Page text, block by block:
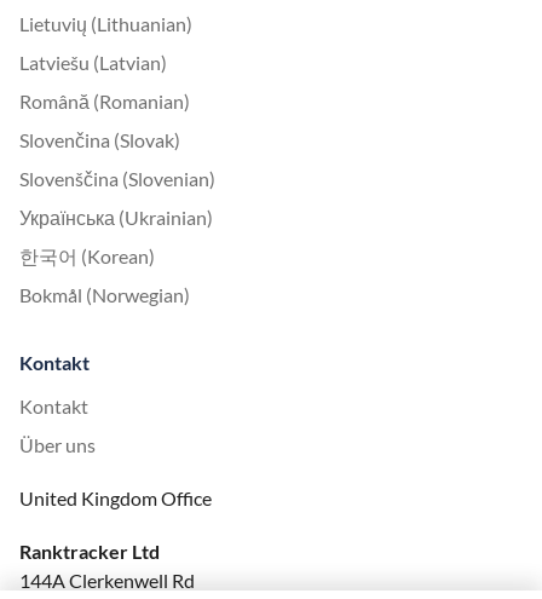
Lietuvių (Lithuanian)
Latviešu (Latvian)
Română (Romanian)
Slovenčina (Slovak)
Slovenščina (Slovenian)
Українська (Ukrainian)
한국어 (Korean)
Bokmål (Norwegian)
Kontakt
Kontakt
Über uns
United Kingdom Office
Ranktracker Ltd
144A Clerkenwell Rd